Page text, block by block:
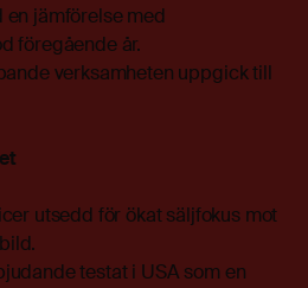
en jämförelse med
föregående år.
verksamheten uppgick till
utsedd för ökat säljfokus mot
testat i USA som en